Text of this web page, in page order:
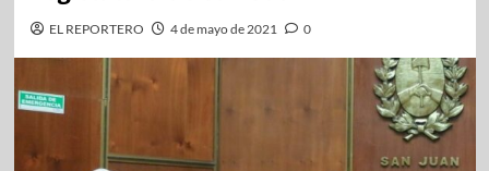
EL REPORTERO 4 de mayo de 2021 0